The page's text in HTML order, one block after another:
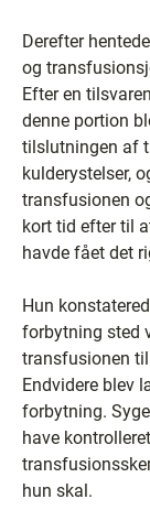
Derefter
og
Efter en
denne portion
tilslutningen af
kulderystelser,
transfusionen
kort tid efter til
havde fået det
Hun
forbytning sted
transfusionen
Endvidere blev
forbytning.
have
hun skal.